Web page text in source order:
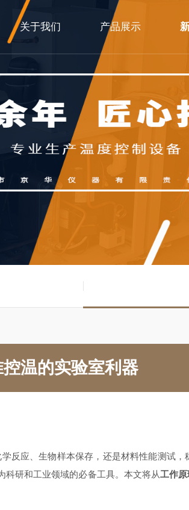
关于我们
企业文化
产品展示
低温冷却循环泵
高低温一体机
温的实验室利器
反应、生物样本保存，还是材料性能测试
科研和工业领域的必备工具。本文将从工作